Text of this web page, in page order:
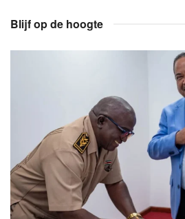
Blijf op de hoogte